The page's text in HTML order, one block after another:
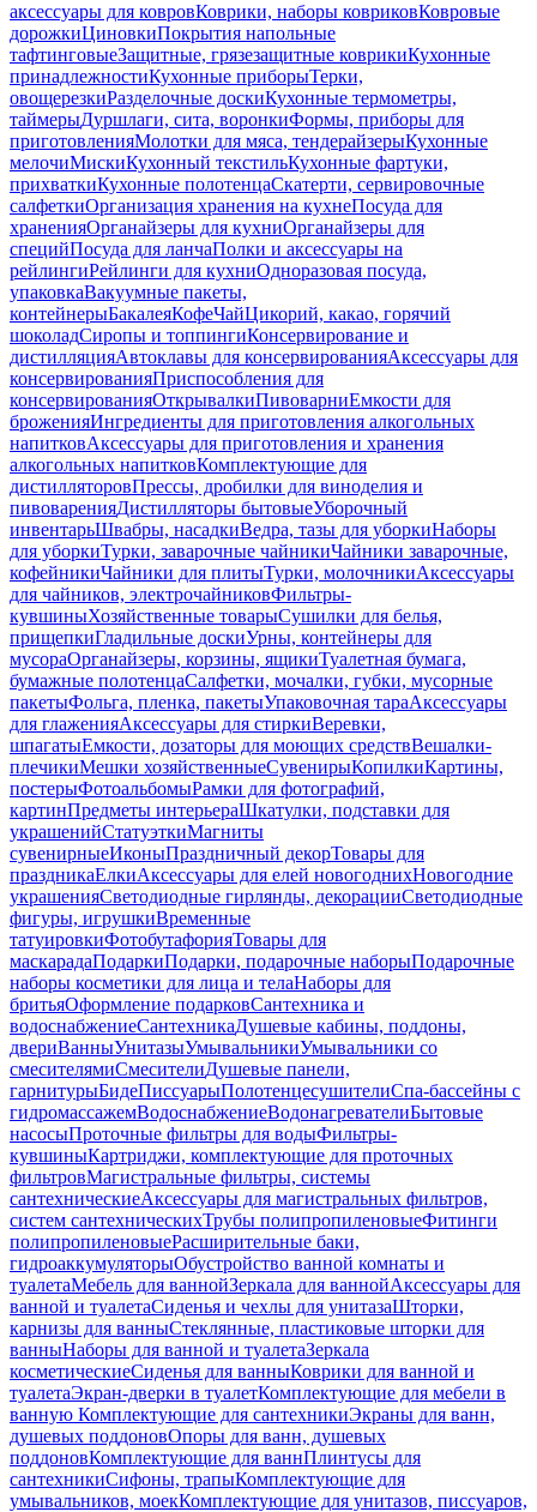
аксессуары для ковровКоврики, наборы ковриковКовровые
дорожкиЦиновкиПокрытия напольные
тафтинговыеЗащитные, грязезащитные коврикиКухонные
принадлежностиКухонные приборыТерки,
овощерезкиРазделочные доскиКухонные термометры,
таймерыДуршлаги, сита, воронкиФормы, приборы для
приготовленияМолотки для мяса, тендерайзерыКухонные
мелочиМискиКухонный текстильКухонные фартуки,
прихваткиКухонные полотенцаСкатерти, сервировочные
салфеткиОрганизация хранения на кухнеПосуда для
храненияОрганайзеры для кухниОрганайзеры для
специйПосуда для ланчаПолки и аксессуары на
рейлингиРейлинги для кухниОдноразовая посуда,
упаковкаВакуумные пакеты,
контейнерыБакалеяКофеЧайЦикорий, какао, горячий
шоколадСиропы и топпингиКонсервирование и
дистилляцияАвтоклавы для консервированияАксессуары для
консервированияПриспособления для
консервированияОткрывалкиПивоварниЕмкости для
броженияИнгредиенты для приготовления алкогольных
напитковАксессуары для приготовления и хранения
алкогольных напитковКомплектующие для
дистилляторовПрессы, дробилки для виноделия и
пивоваренияДистилляторы бытовыеУборочный
инвентарьШвабры, насадкиВедра, тазы для уборкиНаборы
для уборкиТурки, заварочные чайникиЧайники заварочные,
кофейникиЧайники для плитыТурки, молочникиАксессуары
для чайников, электрочайниковФильтры-
кувшиныХозяйственные товарыСушилки для белья,
прищепкиГладильные доскиУрны, контейнеры для
мусораОрганайзеры, корзины, ящикиТуалетная бумага,
бумажные полотенцаСалфетки, мочалки, губки, мусорные
пакетыФольга, пленка, пакетыУпаковочная тараАксессуары
для глаженияАксессуары для стиркиВеревки,
шпагатыЕмкости, дозаторы для моющих средствВешалки-
плечикиМешки хозяйственныеСувенирыКопилкиКартины,
постерыФотоальбомыРамки для фотографий,
картинПредметы интерьераШкатулки, подставки для
украшенийСтатуэткиМагниты
сувенирныеИконыПраздничный декорТовары для
праздникаЕлкиАксессуары для елей новогоднихНовогодние
украшенияСветодиодные гирлянды, декорацииСветодиодные
фигуры, игрушкиВременные
татуировкиФотобутафорияТовары для
маскарадаПодаркиПодарки, подарочные наборыПодарочные
наборы косметики для лица и телаНаборы для
бритьяОформление подарковСантехника и
водоснабжениеСантехникаДушевые кабины, поддоны,
двериВанныУнитазыУмывальникиУмывальники со
смесителямиСмесителиДушевые панели,
гарнитурыБидеПиссуарыПолотенцесушителиСпа-бассейны с
гидромассажемВодоснабжениеВодонагревателиБытовые
насосыПроточные фильтры для водыФильтры-
кувшиныКартриджи, комплектующие для проточных
фильтровМагистральные фильтры, системы
сантехническиеАксессуары для магистральных фильтров,
систем сантехническихТрубы полипропиленовыеФитинги
полипропиленовыеРасширительные баки,
гидроаккумуляторыОбустройство ванной комнаты и
туалетаМебель для ваннойЗеркала для ваннойАксессуары для
ванной и туалетаСиденья и чехлы для унитазаШторки,
карнизы для ванныСтеклянные, пластиковые шторки для
ванныНаборы для ванной и туалетаЗеркала
косметическиеСиденья для ванныКоврики для ванной и
туалетаЭкран-дверки в туалетКомплектующие для мебели в
ванную Комплектующие для сантехникиЭкраны для ванн,
душевых поддоновОпоры для ванн, душевых
поддоновКомплектующие для ваннПлинтусы для
сантехникиСифоны, трапыКомплектующие для
умывальников, моекКомплектующие для унитазов, писсуаров,